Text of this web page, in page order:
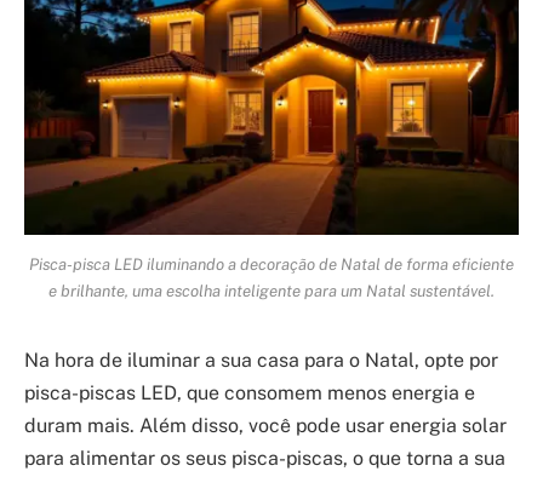
Pisca-pisca LED iluminando a decoração de Natal de forma eficiente
e brilhante, uma escolha inteligente para um Natal sustentável.
Na hora de iluminar a sua casa para o Natal, opte por
pisca-piscas LED, que consomem menos energia e
duram mais. Além disso, você pode usar energia solar
para alimentar os seus pisca-piscas, o que torna a sua